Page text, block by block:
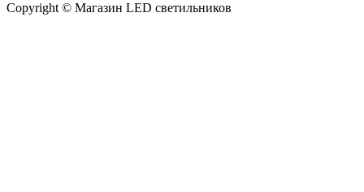
Copyright © Магазин LED светильников